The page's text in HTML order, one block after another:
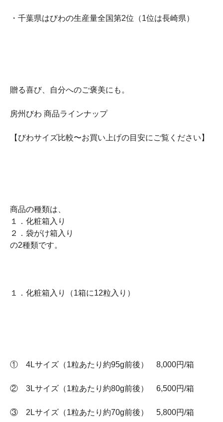
・千葉県はびわの生産量全国第2位（1位は長崎県）
贈る喜び、自分へのご褒美にも。
房州びわ 商品ラインナップ
【びわサイズ比較〜お買い上げの目安にご覧ください】
商品の種類は、
１．化粧箱入り
２．袋がけ箱入り
の2種類です。
１．化粧箱入り（1箱に12粒入り）
① 4Lサイズ（1粒あたり約95g前後） 8,000円/箱
② 3Lサイズ（1粒あたり約80g前後） 6,500円/箱
③ 2Lサイズ（1粒あたり約70g前後） 5,800円/箱